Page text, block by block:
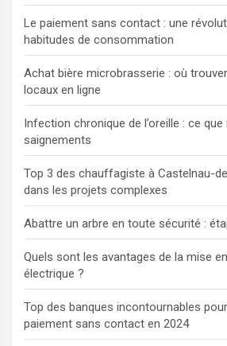
Le paiement sans contact : une
habitudes de consommation
Achat bière microbrasserie : où
locaux en ligne
Infection chronique de l’oreille : ce que
saignements
Top 3 des chauffagiste à Castelnau-
dans les projets complexes
Abattre un arbre en toute sécurité :
Quels sont les avantages de la mise
électrique ?
Top des banques incontournables
paiement sans contact en 2024